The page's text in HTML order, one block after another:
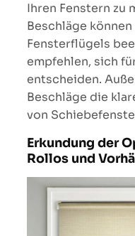
Ihren Fenstern zu
Beschläge
Fensterflügels
empfehlen, sich
entscheiden.
Beschläge die
von
Erkundung der
Rollos und